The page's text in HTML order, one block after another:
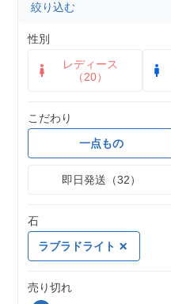
絞り込む
性別
レディース
（20）
こだわり
一点もの
即日発送（32）
石
ラブラドライト
売り切れ